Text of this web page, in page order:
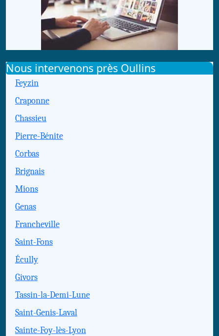
Nous intervenons près Oullins
Feyzin
Craponne
Chassieu
Pierre-Bénite
Corbas
Brignais
Mions
Genas
Francheville
Saint-Fons
Écully
Givors
Tassin-la-Demi-Lune
Saint-Genis-Laval
Sainte-Foy-lès-Lyon